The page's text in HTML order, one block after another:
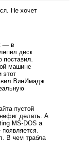
Не хочет
— в
диск
поставил.
машине
этот
ВинИмадж.
пустой
делать. А
MS-DOS а
появляется.
В чем трабла